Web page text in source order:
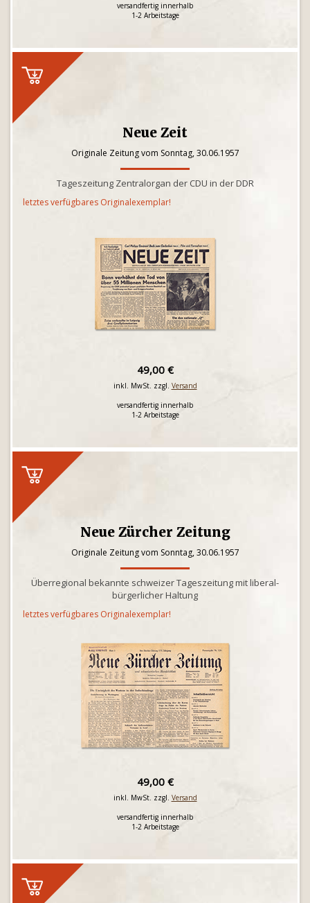
versandfertig innerhalb
1-2 Arbeitstage
Neue Zeit
Originale Zeitung vom Sonntag, 30.06.1957
Tageszeitung Zentralorgan der CDU in der DDR
letztes verfügbares Originalexemplar!
49,00 €
inkl. MwSt. zzgl. Versand
versandfertig innerhalb
1-2 Arbeitstage
Neue Zürcher Zeitung
Originale Zeitung vom Sonntag, 30.06.1957
Überregional bekannte schweizer Tageszeitung mit liberal-
bürgerlicher Haltung
letztes verfügbares Originalexemplar!
49,00 €
inkl. MwSt. zzgl. Versand
versandfertig innerhalb
1-2 Arbeitstage